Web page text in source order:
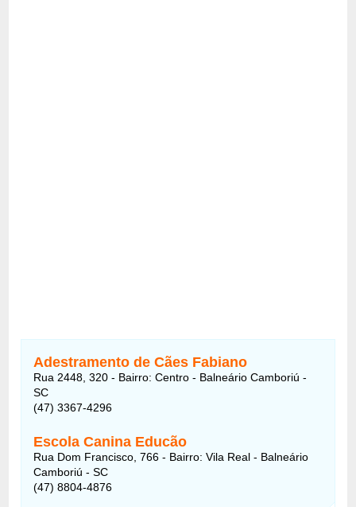
Adestramento de Cães Fabiano
Rua 2448, 320 - Bairro: Centro - Balneário Camboriú -
SC
(47) 3367-4296
Escola Canina Educão
Rua Dom Francisco, 766 - Bairro: Vila Real - Balneário
Camboriú - SC
(47) 8804-4876